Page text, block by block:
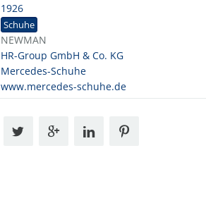
1926
Schuhe
NEWMAN
HR-Group GmbH & Co. KG
Mercedes-Schuhe
www.mercedes-schuhe.de